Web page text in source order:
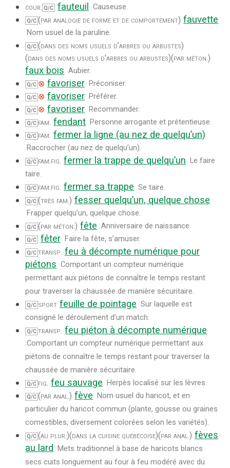
cour. Q/C fauteuil Causeuse.
Q/C (par analogie de forme et de comportement) fauvette
Nom usuel de la paruline.
Q/C (dans des noms usuels d’arbres ou arbustes)
(dans des noms usuels d'arbres ou arbustes)(par méton.)
faux bois Aubier.
Q/C ⊗ favoriser Préconiser.
Q/C ⊗ favoriser Préférer.
Q/C ⊗ favoriser Recommander.
Q/C fam. fendant Personne arrogante et prétentieuse.
Q/C fam. fermer la ligne (au nez de quelqu’un)
Raccrocher (au nez de quelqu’un).
Q/C fam.fig. fermer la trappe de quelqu’un
Le faire
taire.
Q/C fam.fig. fermer sa trappe Se taire.
Q/C (très fam.) fesser quelqu’un, quelque chose
Frapper quelqu’un, quelque chose.
Q/C (par méton.) fête Anniversaire de naissance.
Q/C fêter Faire la fête, s’amuser.
Q/C transp. feu à décompte numérique pour
piétons Comportant un compteur numérique
permettant aux piétons de connaître le temps restant
pour traverser la chaussée de manière sécuritaire.
Q/C sport feuille de pointage Sur laquelle est
consigné le déroulement d’un match.
Q/C transp. feu piéton à décompte numérique
Comportant un compteur numérique permettant aux
piétons de connaître le temps restant pour traverser la
chaussée de manière sécuritaire.
Q/C fig. feu sauvage Herpès localisé sur les lèvres.
Q/C (par anal.) fève
Nom usuel du haricot, et en
particulier du haricot commun (plante, gousse ou graines
comestibles, diversement colorées selon les variétés).
Q/C (au plur.)(dans la cuisine québécoise)(par anal.) fèves
au lard Mets traditionnel à base de haricots blancs
secs cuits longuement au four à feu modéré avec du